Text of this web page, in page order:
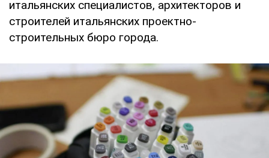
итальянских специалистов, архитекторов и
строителей итальянских проектно-
строительных бюро города.